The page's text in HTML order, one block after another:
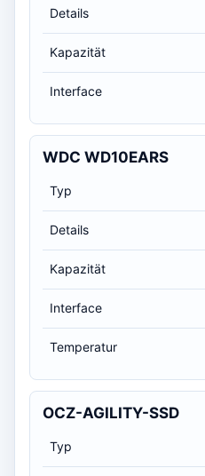
Details
Kapazität
Interface
WDC WD10EARS
Typ
Details
Kapazität
Interface
Temperatur
OCZ-AGILITY-SSD
Typ